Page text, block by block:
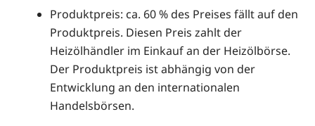
Produktpreis: ca. 60 % des Preises fällt auf den
Produktpreis. Diesen Preis zahlt der
Heizölhändler im Einkauf an der Heizölbörse.
Der Produktpreis ist abhängig von der
Entwicklung an den internationalen
Handelsbörsen.